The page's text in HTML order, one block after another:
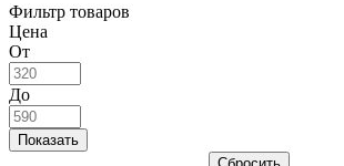
Фильтр товаров
Цена
От
До